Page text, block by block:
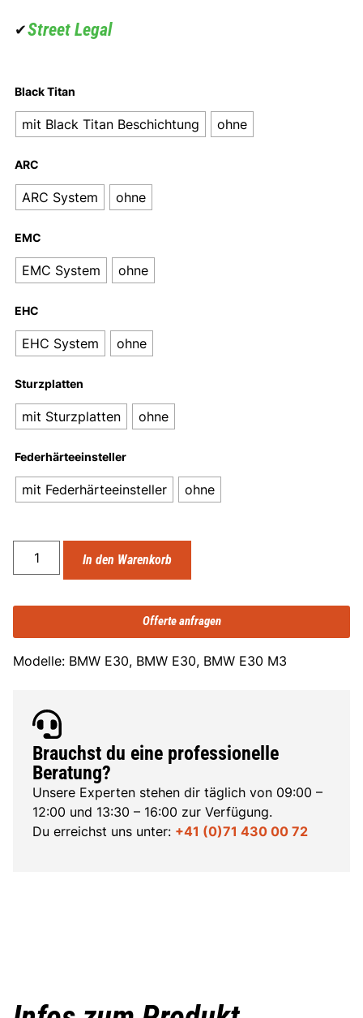
✔Street Legal
Black Titan
mit Black Titan Beschichtung ohne
ARC
ARC System ohne
EMC
EMC System ohne
EHC
EHC System ohne
Sturzplatten
mit Sturzplatten ohne
Federhärteeinsteller
mit Federhärteeinsteller ohne
In den Warenkorb
Offerte anfragen
Modelle: BMW E30, BMW E30, BMW E30 M3
Brauchst du eine professionelle
Beratung?
Unsere Experten stehen dir täglich von 09:00 –
12:00 und 13:30 – 16:00 zur Verfügung.
Du erreichst uns unter: +41 (0)71 430 00 72